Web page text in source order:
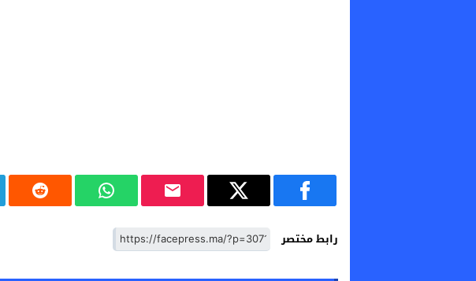
رابط مختصر